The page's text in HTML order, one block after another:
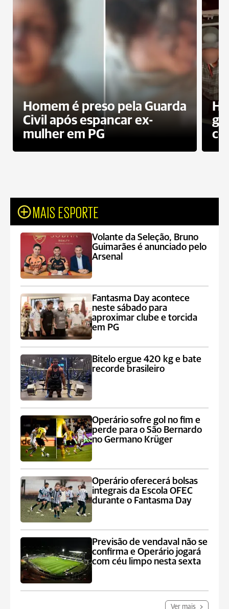
Homem é preso pela Guarda
Civil após espancar ex-
mulher em PG
MAIS ESPORTE
Volante da Seleção, Bruno
Guimarães é anunciado pelo
Arsenal
Fantasma Day acontece
neste sábado para
aproximar clube e torcida
em PG
Bitelo ergue 420 kg e bate
recorde brasileiro
Operário sofre gol no fim e
perde para o São Bernardo
no Germano Krüger
Operário oferecerá bolsas
integrais da Escola OFEC
durante o Fantasma Day
Previsão de vendaval não se
confirma e Operário jogará
com céu limpo nesta sexta
Ver mais